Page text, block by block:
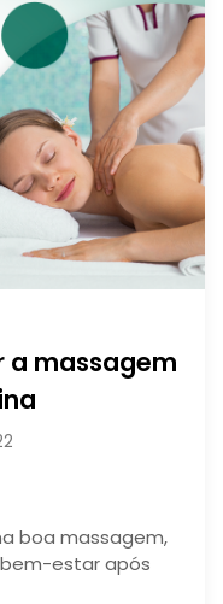
a massagem
boa massagem,
estar após